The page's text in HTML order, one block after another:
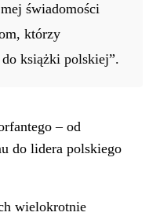
świadomości
którzy
książki polskiej”.
– od
do lidera polskiego
wielokrotnie